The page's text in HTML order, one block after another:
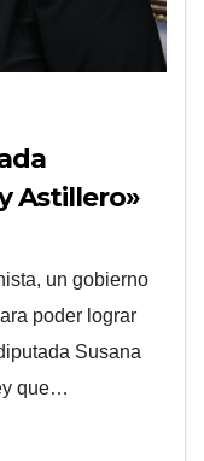
Astillero»
un gobierno
poder lograr
Susana
que…